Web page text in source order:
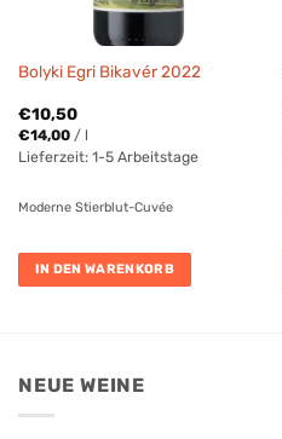
Bolyki Egri Bikavér 2022
€10,50
€14,00/ l
Lieferzeit: 1-5 Arbeitstage
Moderne Stierblut-Cuvée
IN DEN WARENKORB
NEUE WEINE